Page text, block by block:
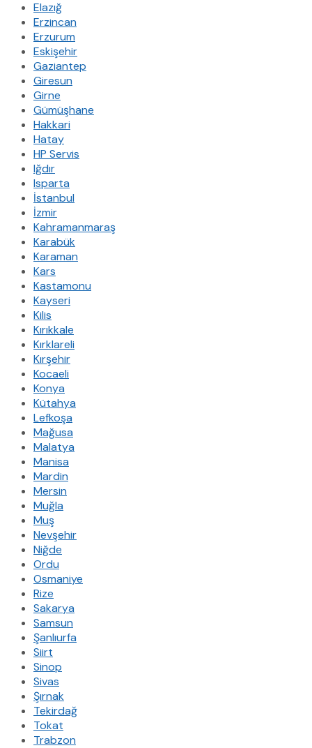
Elazığ
Erzincan
Erzurum
Eskişehir
Gaziantep
Giresun
Girne
Gümüşhane
Hakkari
Hatay
HP Servis
Iğdır
Isparta
İstanbul
İzmir
Kahramanmaraş
Karabük
Karaman
Kars
Kastamonu
Kayseri
Kilis
Kırıkkale
Kırklareli
Kırşehir
Kocaeli
Konya
Kütahya
Lefkoşa
Mağusa
Malatya
Manisa
Mardin
Mersin
Muğla
Muş
Nevşehir
Niğde
Ordu
Osmaniye
Rize
Sakarya
Samsun
Şanlıurfa
Siirt
Sinop
Sivas
Şırnak
Tekirdağ
Tokat
Trabzon